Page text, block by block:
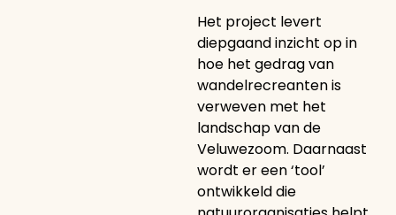
Het project levert
diepgaand inzicht op in
hoe het gedrag van
wandelrecreanten is
verweven met het
landschap van de
Veluwezoom. Daarnaast
wordt er een ‘tool’
ontwikkeld die